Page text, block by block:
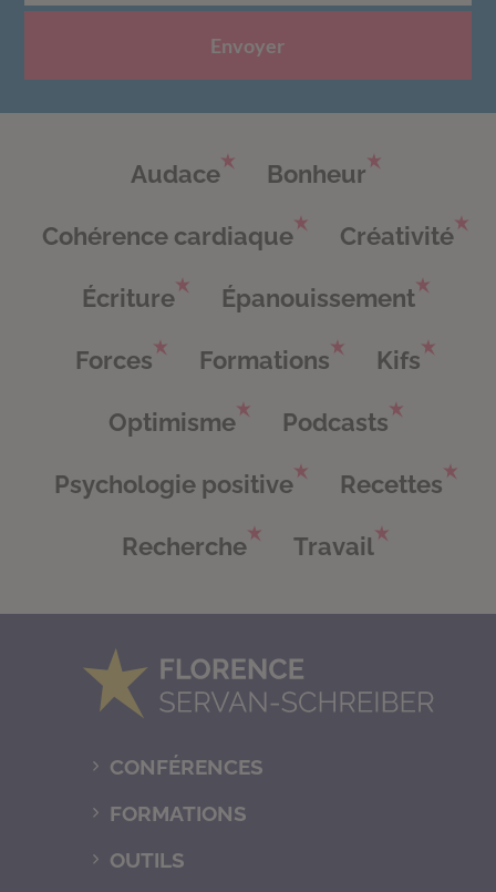
Envoyer
Audace Bonheur
Cohérence cardiaque Créativité
Écriture Épanouissement
Forces Formations Kifs
Optimisme Podcasts
Psychologie positive Recettes
Recherche Travail
CONFÉRENCES
FORMATIONS
OUTILS